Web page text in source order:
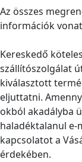
Az összes
információk
Kereskedő
szállítószolgálat
kiválasztott
eljuttatni.
okból akadályba
haladéktalanul e-
kapcsolatot a
érdekében.